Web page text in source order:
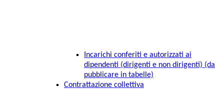
Incarichi conferiti e autorizzati ai
dipendenti (dirigenti e non dirigenti) (da
pubblicare in tabelle)
Contrattazione collettiva